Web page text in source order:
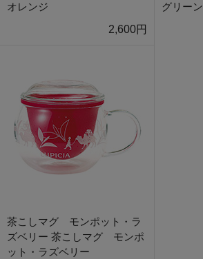
オレンジ
2,600円
グリーン
茶こしマグ モンポット・ラ
ズベリー 茶こしマグ モンポ
ット・ラズベリー